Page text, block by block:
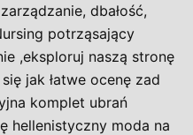
dbałość,
potrząsający
,eksploruj naszą stronę
jak łatwe ocenę zad
komplet ubrań
hellenistyczny moda na